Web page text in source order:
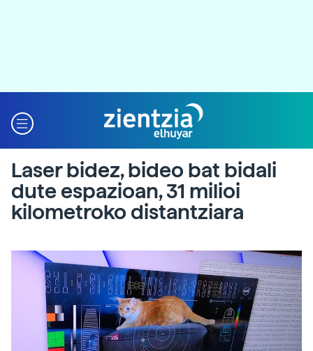
Laser bidez, bideo bat bidali
dute espazioan, 31 milioi
kilometroko distantziara